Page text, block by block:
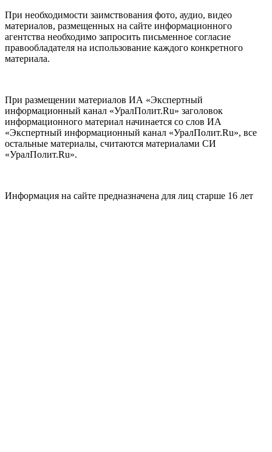
При необходимости заимствования фото, аудио, видео
материалов, размещенных на сайте информационного
агентства необходимо запросить письменное согласие
правообладателя на использование каждого конкретного
материала.
При размещении материалов ИА «Экспертный
информационный канал «УралПолит.Ru» заголовок
информационного материал начинается со слов ИА
«Экспертный информационный канал «УралПолит.Ru», все
остальные материалы, считаются материалами СИ
«УралПолит.Ru».
Информация на сайте предназначена для лиц старше 16 лет